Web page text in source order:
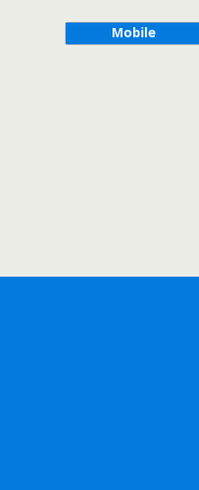
Mobile